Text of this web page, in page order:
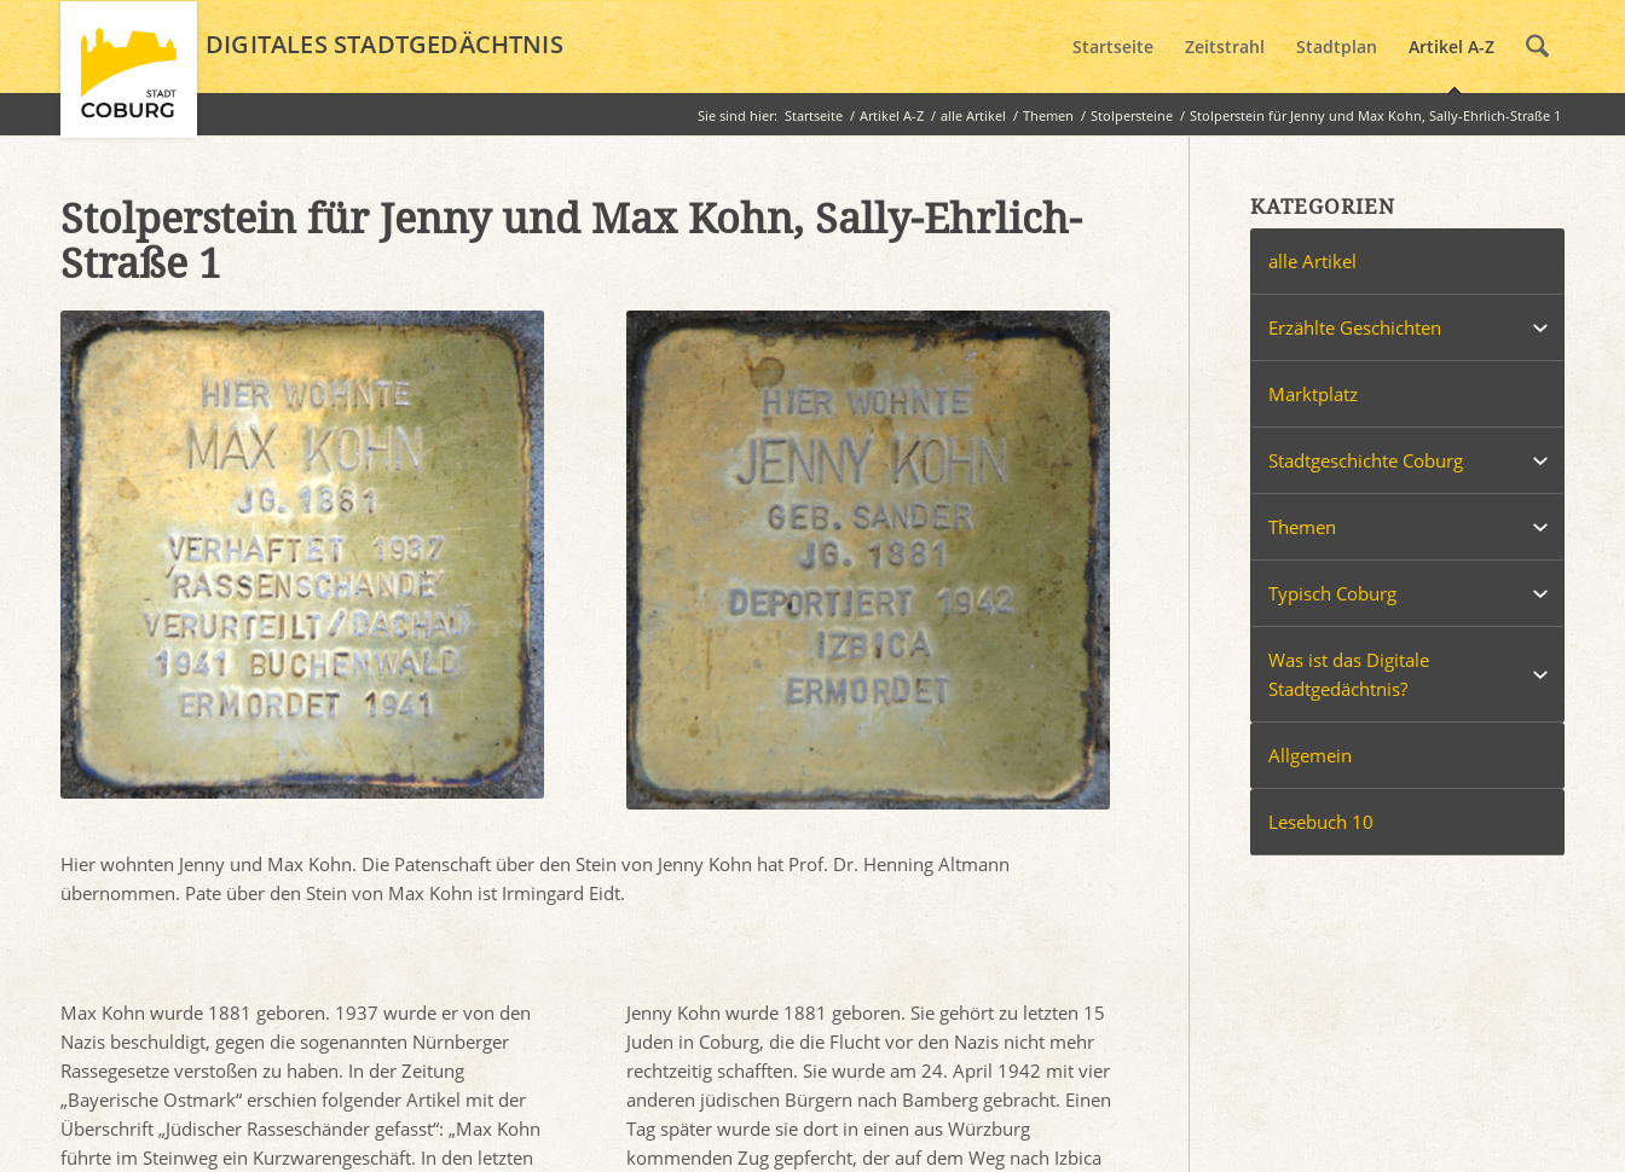
DIGITALES STADTGEDÄCHTNIS Startseite Zeitstrahl Stadtplan Artikel A-Z
Sie sind hier: Startseite / Artikel A-Z / alle Artikel / Themen / Stolpersteine / Stolperstein für Jenny und Max Kohn, Sally-Ehrlich-Straße 1
Stolperstein für Jenny und Max Kohn, Sally-Ehrlich-
Straße 1
Hier wohnten Jenny und Max Kohn. Die Patenschaft über den Stein von Jenny Kohn hat Prof. Dr. Henning Altmann
übernommen. Pate über den Stein von Max Kohn ist Irmingard Eidt.
Max Kohn wurde 1881 geboren. 1937 wurde er von den
Nazis beschuldigt, gegen die sogenannten Nürnberger
Rassegesetze verstoßen zu haben. In der Zeitung
„Bayerische Ostmark“ erschien folgender Artikel mit der
Überschrift „Jüdischer Rasseschänder gefasst“: „Max Kohn
führte im Steinweg ein Kurzwarengeschäft. In den letzten
Jenny Kohn wurde 1881 geboren. Sie gehört zu letzten 15
Juden in Coburg, die die Flucht vor den Nazis nicht mehr
rechtzeitig schafften. Sie wurde am 24. April 1942 mit vier
anderen jüdischen Bürgern nach Bamberg gebracht. Einen
Tag später wurde sie dort in einen aus Würzburg
kommenden Zug gepfercht, der auf dem Weg nach Izbica
KATEGORIEN
alle Artikel
Erzählte Geschichten
Marktplatz
Stadtgeschichte Coburg
Themen
Typisch Coburg
Was ist das Digitale
Stadtgedächtnis?
Allgemein
Lesebuch 10